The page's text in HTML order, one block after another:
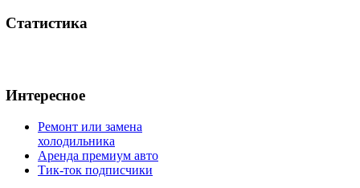
Статистика
Интересное
Ремонт или замена
холодильника
Аренда премиум авто
Тик-ток подписчики